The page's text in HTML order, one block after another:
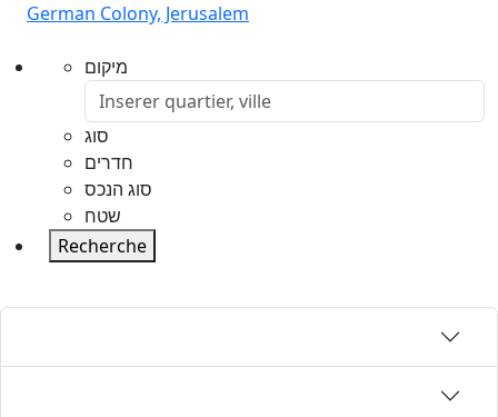
German Colony, Jerusalem
מיקום
סוג
חדרים
סוג הנכס
שטח
Recherche